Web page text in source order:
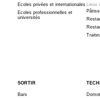
Ecoles privées et internationales
Ecoles professionnelles et
universités
Lieux
SORTIR
Bars